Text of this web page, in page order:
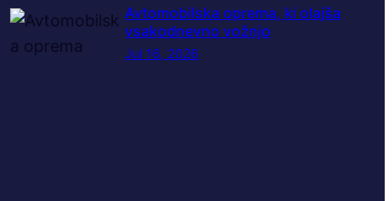
Avtomobilska oprema, ki olajša
vsakodnevno vožnjo
Jul 16, 2026